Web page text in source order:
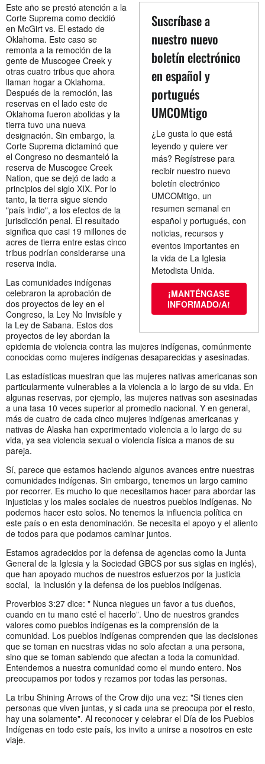
Suscríbase a
nuestro nuevo
boletín electrónico
en español y
portugués
UMCOMtigo
¿Le gusta lo que está
leyendo y quiere ver
más? Regístrese para
recibir nuestro nuevo
boletín electrónico
UMCOMtigo, un
resumen semanal en
español y portugués, con
noticias, recursos y
eventos importantes en
la vida de La Iglesia
Metodista Unida.
¡MANTÉNGASE
INFORMADO/A!
Este año se prestó atención a la
Corte Suprema como decidió
en McGirt vs. El estado de
Oklahoma. Este caso se
remonta a la remoción de la
gente de Muscogee Creek y
otras cuatro tribus que ahora
llaman hogar a Oklahoma.
Después de la remoción, las
reservas en el lado este de
Oklahoma fueron abolidas y la
tierra tuvo una nueva
designación. Sin embargo, la
Corte Suprema dictaminó que
el Congreso no desmanteló la
reserva de Muscogee Creek
Nation, que se dejó de lado a
principios del siglo XIX. Por lo
tanto, la tierra sigue siendo
"país indio", a los efectos de la
jurisdicción penal. El resultado
significa que casi 19 millones de
acres de tierra entre estas cinco
tribus podrían considerarse una
reserva india.
Las comunidades indígenas
celebraron la aprobación de
dos proyectos de ley en el
Congreso, la Ley No Invisible y
la Ley de Sabana. Estos dos
proyectos de ley abordan la
epidemia de violencia contra las mujeres indígenas, comúnmente
conocidas como mujeres indígenas desaparecidas y asesinadas.
Las estadísticas muestran que las mujeres nativas americanas son
particularmente vulnerables a la violencia a lo largo de su vida. En
algunas reservas, por ejemplo, las mujeres nativas son asesinadas
a una tasa 10 veces superior al promedio nacional. Y en general,
más de cuatro de cada cinco mujeres indígenas americanas y
nativas de Alaska han experimentado violencia a lo largo de su
vida, ya sea violencia sexual o violencia física a manos de su
pareja.
Sí, parece que estamos haciendo algunos avances entre nuestras
comunidades indígenas. Sin embargo, tenemos un largo camino
por recorrer. Es mucho lo que necesitamos hacer para abordar las
injusticias y los males sociales de nuestros pueblos indígenas. No
podemos hacer esto solos. No tenemos la influencia política en
este país o en esta denominación. Se necesita el apoyo y el aliento
de todos para que podamos caminar juntos.
Estamos agradecidos por la defensa de agencias como la Junta
General de la Iglesia y la Sociedad GBCS por sus siglas en inglés),
que han apoyado muchos de nuestros esfuerzos por la justicia
social, la inclusión y la defensa de los pueblos indígenas.
Proverbios 3:27 dice: " Nunca niegues un favor a tus dueños,
cuando en tu mano esté el hacerlo”. Uno de nuestros grandes
valores como pueblos indígenas es la comprensión de la
comunidad. Los pueblos indígenas comprenden que las decisiones
que se toman en nuestras vidas no solo afectan a una persona,
sino que se toman sabiendo que afectan a toda la comunidad.
Entendemos a nuestra comunidad como el mundo entero. Nos
preocupamos por todos y rezamos por todas las personas.
La tribu Shining Arrows of the Crow dijo una vez: "Si tienes cien
personas que viven juntas, y si cada una se preocupa por el resto,
hay una solamente". Al reconocer y celebrar el Día de los Pueblos
Indígenas en todo este país, los invito a unirse a nosotros en este
viaje.